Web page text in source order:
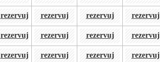
rezervuj rezervuj rezervuj rezervuj
rezervuj rezervuj rezervuj rezervuj
rezervuj rezervuj rezervuj rezervuj